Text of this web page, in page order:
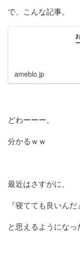
で、こんな記事。
ameblo.jp
どわーーー。
分かるｗｗ
最近はさすがに、
『寝てても良いんだ』
と思えるようになっ